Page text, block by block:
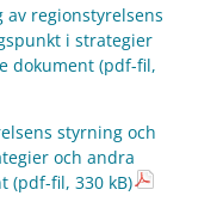
regionstyrelsens
i strategier
dokument(pdf-fil,
styrning och
och andra
(pdf-fil, 330 kB)